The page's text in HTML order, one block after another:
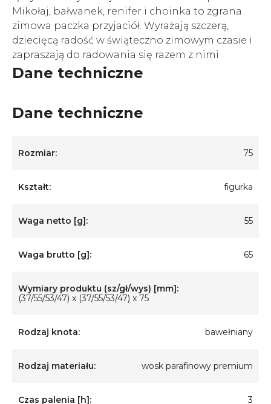
Mikołaj, bałwanek, renifer i choinka to zgrana
zimowa paczka przyjaciół. Wyrażają szczerą,
dziecięcą radość w świąteczno zimowym czasie i
zapraszają do radowania się razem z nimi
Dane techniczne
Dane techniczne
Rozmiar: 75
Kształt: figurka
Waga netto [g]: 55
Waga brutto [g]: 65
Wymiary produktu (sz/gł/wys) [mm]:
(37/55/53/47) x (37/55/53/47) x 75
Rodzaj knota: bawełniany
Rodzaj materiału: wosk parafinowy premium
Czas palenia [h]: 3